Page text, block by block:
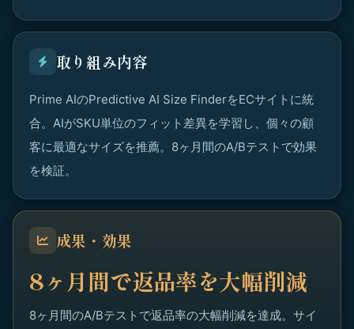
取り組み内容
Prime AIのPredictive AI Size FinderをECサイトに統
合。AIがSKU単位のフィット差異を学習し、個々の顧
客に最適なサイズを推薦。8ヶ月間のA/Bテストで効果
を検証。
成果・効果
8ヶ月間で返品率を大幅削減
8ヶ月間のA/Bテストで返品率の大幅削減を達成。サイ